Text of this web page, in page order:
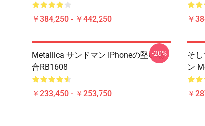
￥384,250 - ￥442,250 ￥
Metallica サンドマン IPhoneの堅い場
合RB1608
￥233,450 - ￥253,750
-20%
そ
ン
￥